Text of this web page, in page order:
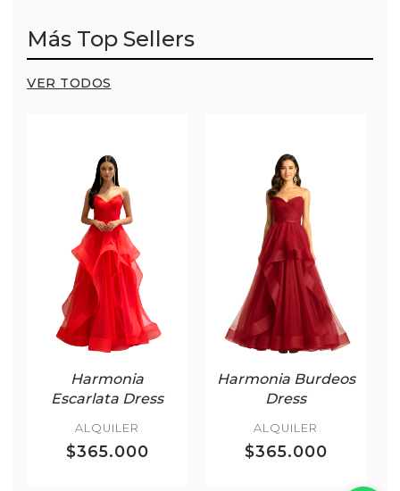
Más Top Sellers
VER TODOS
Harmonia
Escarlata Dress
ALQUILER
$365.000
Harmonia Burdeos
Dress
ALQUILER
$365.000